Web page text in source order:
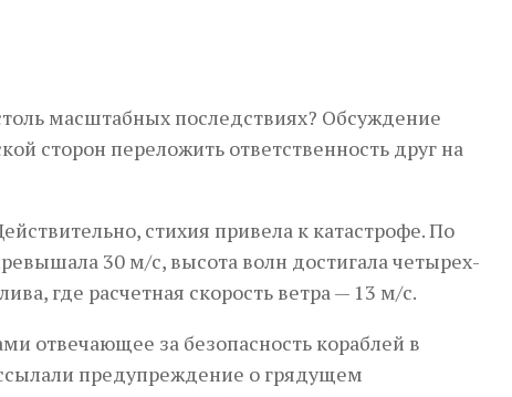
масштабных последствиях? Обсуждение
сторон переложить ответственность друг на
стихия привела к катастрофе. По
30 м/с, высота волн достигала четырех-
где расчетная скорость ветра — 13 м/с.
отвечающее за безопасность кораблей в
предупреждение о грядущем